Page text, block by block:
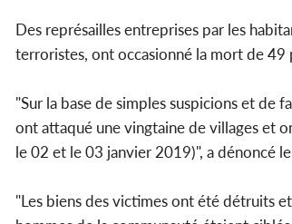
Des représailles entreprises par les
terroristes, ont occasionné la mort de 49
"Sur la base de simples suspicions et de
ont attaqué une vingtaine de villages et
le 02 et le 03 janvier 2019)", a dénoncé le
"Les biens des victimes ont été détruits